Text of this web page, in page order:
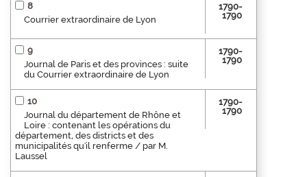
8
Courrier extraordinaire de Lyon
1790-
1790
9
Journal de Paris et des provinces : suite
du Courrier extraordinaire de Lyon
1790-
1790
10
Journal du département de Rhône et
Loire : contenant les opérations du
département, des districts et des
municipalités qu'il renferme / par M.
Laussel
1790-
1790